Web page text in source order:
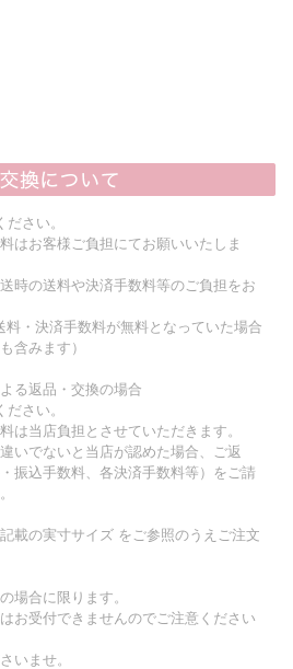
さい。
はお客様ご負担にてお願いいたしま
時の送料や決済手数料等のご負担をお
料・決済手数料が無料となっていた場合
含みます）
る返品・交換の場合
さい。
は当店負担とさせていただきます。
いでないと当店が認めた場合、ご返
振込手数料、各決済手数料等）をご請
載の実寸サイズ をご参照のうえご注文
場合に限ります。
お受付できませんのでご注意ください
いませ。